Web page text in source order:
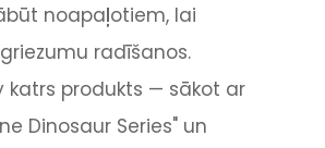
noapaļotiem, lai
radīšanos.
katrs produkts — sākot ar
Dinosaur Series" un